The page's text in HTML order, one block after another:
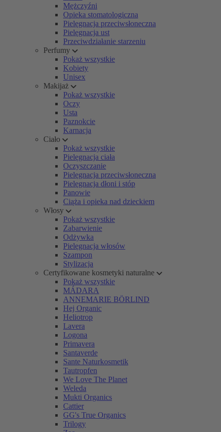
Mężczyźni
Opieka stomatologiczna
Pielęgnacja przeciwsłoneczna
Pielęgnacja ust
Przeciwdziałanie starzeniu
Perfumy
Pokaż wszystkie
Kobiety
Unisex
Makijaż
Pokaż wszystkie
Oczy
Usta
Paznokcie
Karnacja
Ciało
Pokaż wszystkie
Pielęgnacja ciała
Oczyszczanie
Pielęgnacja przeciwsłoneczna
Pielęgnacja dłoni i stóp
Panowie
Ciąża i opieka nad dzieckiem
Włosy
Pokaż wszystkie
Zabarwienie
Odżywka
Pielęgnacja włosów
Szampon
Stylizacja
Certyfikowane kosmetyki naturalne
Pokaż wszystkie
MÁDARA
ANNEMARIE BÖRLIND
Hej Organic
Heliotrop
Lavera
Logona
Primavera
Santaverde
Sante Naturkosmetik
Tautropfen
We Love The Planet
Weleda
Mukti Organics
Cattier
GG's True Organics
Trilogy